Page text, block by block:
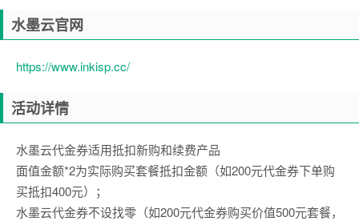
水墨云官网
https://www.inkisp.cc/
活动详情
水墨云代金券适用抵扣新购和续费产品
面值金额*2为实际购买套餐抵扣金额（如200元代金券下单购
买抵扣400元）；
水墨云代金券不设找零（如200元代金券购买价值500元套餐，